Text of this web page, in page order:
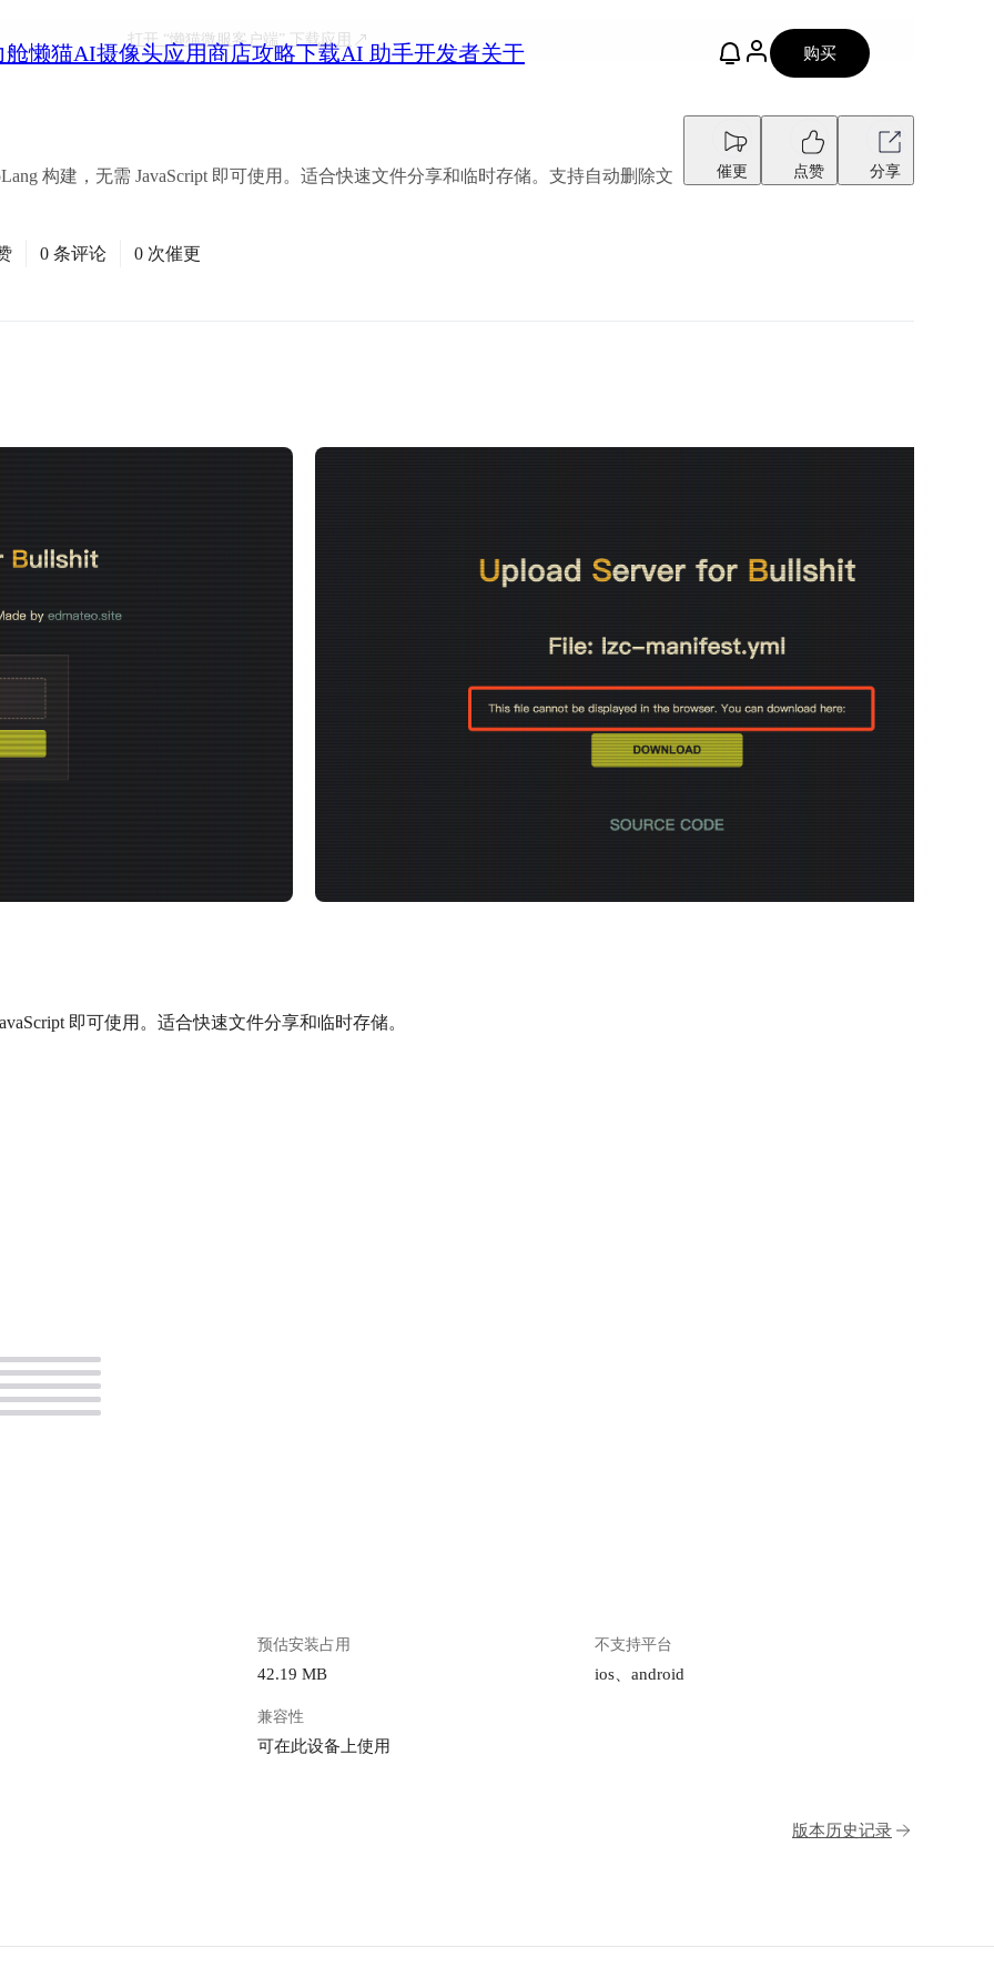
舱懒猫AI摄像头应用商店攻略下载AI 助手开发者关于 购买
打开 “懒猫微服客户端”下载应用
构建，无需 JavaScript 即可使用。适合快速文件分享和临时存储。支持自动删除文 催更 点赞 分享
0 条评论 0 次催更
即可使用。适合快速文件分享和临时存储。
预估安装占用
42.19 MB
不支持平台
ios、android
兼容性
可在此设备上使用
版本历史记录